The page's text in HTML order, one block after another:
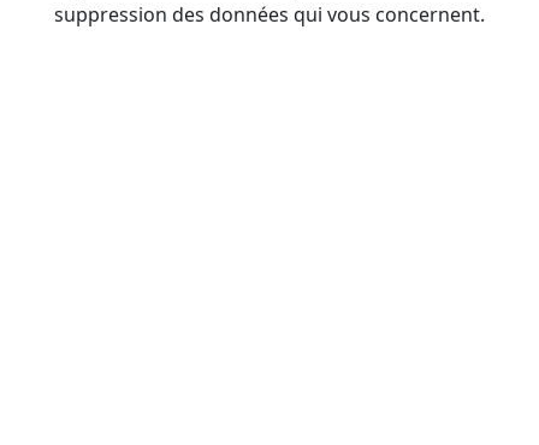
suppression des données qui vous concernent.